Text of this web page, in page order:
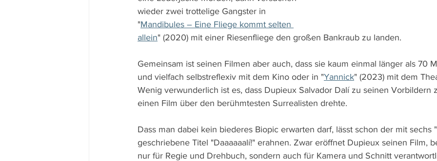
wieder zwei trottelige Gangster in
"Mandibules – Eine Fliege kommt selten
allein" (2020) mit einer Riesenfliege den großen Bankraub zu landen.
Gemeinsam ist seinen Filmen aber auch, dass sie kaum einmal länger als 70
und vielfach selbstreflexiv mit dem Kino oder in "Yannick" (2023) mit dem
Wenig verwunderlich ist es, dass Dupieux Salvador Dalí zu seinen Vorbildern
einen Film über den berühmtesten Surrealisten drehte.
Dass man dabei kein biederes Biopic erwarten darf, lässt schon der mit sechs
geschriebene Titel "Daaaaaalí!" erahnen. Zwar eröffnet Dupieux seinen Film,
nur für Regie und Drehbuch, sondern auch für Kamera und Schnitt